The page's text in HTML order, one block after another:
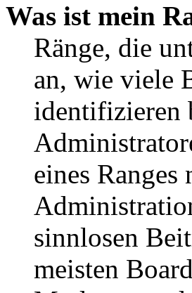
Was ist mein
Ränge, die
an, wie viele
identifizieren
eines
sinnlosen
meisten